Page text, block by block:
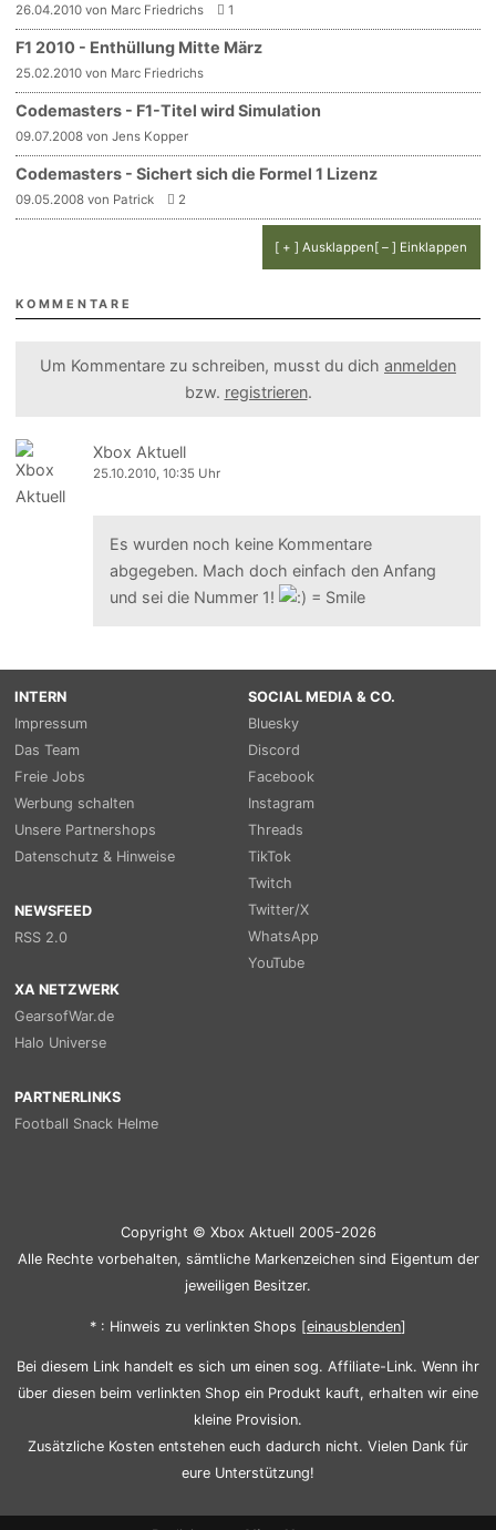
26.04.2010 von Marc Friedrichs 1
F1 2010 - Enthüllung Mitte März
25.02.2010 von Marc Friedrichs
Codemasters - F1-Titel wird Simulation
09.07.2008 von Jens Kopper
Codemasters - Sichert sich die Formel 1 Lizenz
09.05.2008 von Patrick 2
[ + ] Ausklappen[ – ] Einklappen
KOMMENTARE
Um Kommentare zu schreiben, musst du dich anmelden
bzw. registrieren.
Xbox Aktuell
25.10.2010, 10:35 Uhr
Es wurden noch keine Kommentare
abgegeben. Mach doch einfach den Anfang
und sei die Nummer 1!
INTERN
Impressum
Das Team
Freie Jobs
Werbung schalten
Unsere Partnershops
Datenschutz & Hinweise
NEWSFEED
RSS 2.0
SOCIAL MEDIA & CO.
Bluesky
Discord
Facebook
Instagram
Threads
TikTok
Twitch
Twitter/X
WhatsApp
YouTube
XA NETZWERK
GearsofWar.de
Halo Universe
PARTNERLINKS
Football Snack Helme
Copyright © Xbox Aktuell 2005-2026
Alle Rechte vorbehalten, sämtliche Markenzeichen sind Eigentum der
jeweiligen Besitzer.
* : Hinweis zu verlinkten Shops [einausblenden]
Bei diesem Link handelt es sich um einen sog. Affiliate-Link. Wenn ihr
über diesen beim verlinkten Shop ein Produkt kauft, erhalten wir eine
kleine Provision.
Zusätzliche Kosten entstehen euch dadurch nicht. Vielen Dank für
eure Unterstützung!